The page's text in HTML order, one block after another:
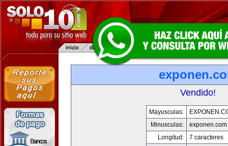
Vendido!
Mayusculas:
Minusculas:
exponen.com
Longitud:
7 caracteres